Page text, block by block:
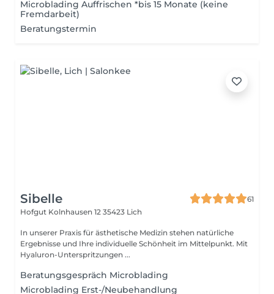
Microblading Auffrischen *bis 15 Monate (keine
Fremdarbeit)
Beratungstermin
Sibelle
61
Hofgut Kolnhausen 12 35423 Lich
In unserer Praxis für ästhetische Medizin stehen natürliche
Ergebnisse und Ihre individuelle Schönheit im Mittelpunkt. Mit
Hyaluron-Unterspritzungen ...
Beratungsgespräch Microblading
Microblading Erst-/Neubehandlung